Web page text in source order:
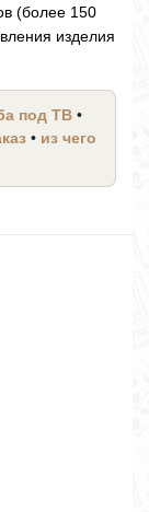
(более 150
изделия
под ТВ •
• из чего